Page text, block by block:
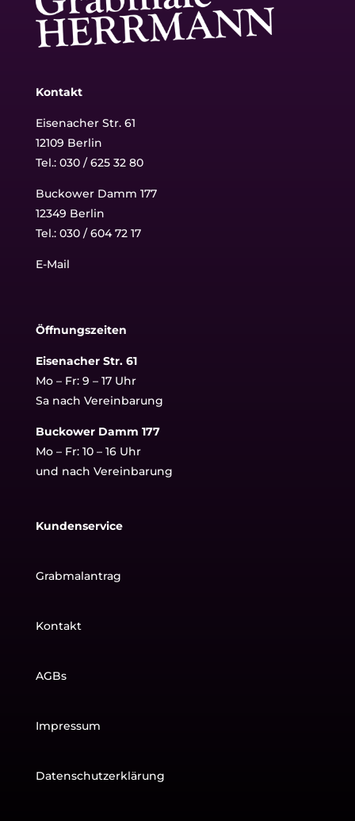
Kontakt
Eisenacher Str. 61
12109 Berlin
Tel.: 030 / 625 32 80
Buckower Damm 177
12349 Berlin
Tel.: 030 / 604 72 17
E-Mail
Öffnungszeiten
Eisenacher Str. 61
Mo – Fr: 9 – 17 Uhr
Sa nach Vereinbarung
Buckower Damm 177
Mo – Fr: 10 – 16 Uhr
und nach Vereinbarung
Kundenservice
Grabmalantrag
Kontakt
AGBs
Impressum
Datenschutzerklärung